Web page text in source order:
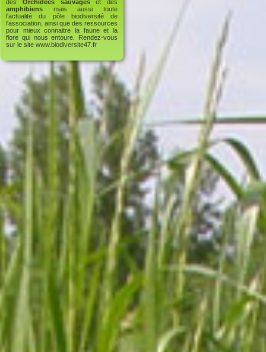
des Orchidées sauvageset des
amphibiens mais aussi toute
l'actualité du pôle biodiversité de
l'association, ainsi que des ressources
pour mieux connaitre la faune et la
flore qui nous entoure. Rendez-vous
sur le site www.biodiversite47.fr